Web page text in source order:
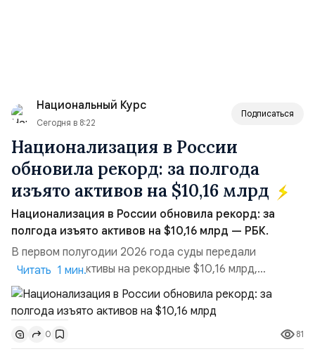
Национальный Курс
Сегодня в 8:22
Подписаться
Национализация в России
обновила рекорд: за полгода
изъято активов на $10,16 млрд
Национализация в России обновила рекорд: за
полгода изъято активов на $10,16 млрд — РБК.
В первом полугодии 2026 года суды передали
государству активы на рекордные $10,16 млрд,
подсчитали аналитики AK&M. Это в 2,5 раза больше,
чем за аналогичный период 2025 года ($3,95 млрд).
Всего зафиксировано 15 национализационных
транзакций, которые обеспечили 42,2% денежного
объёма всего российского рынка слияний и
Читать 1 мин.
0 81